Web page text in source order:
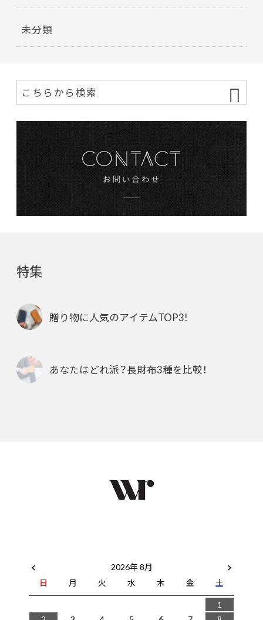
未分類
特集
贈り物に人気のアイテムTOP3!
あなたはどれ派？長財布3種を比較！
2026年 8月
日
月 火 水 木 金
土
1